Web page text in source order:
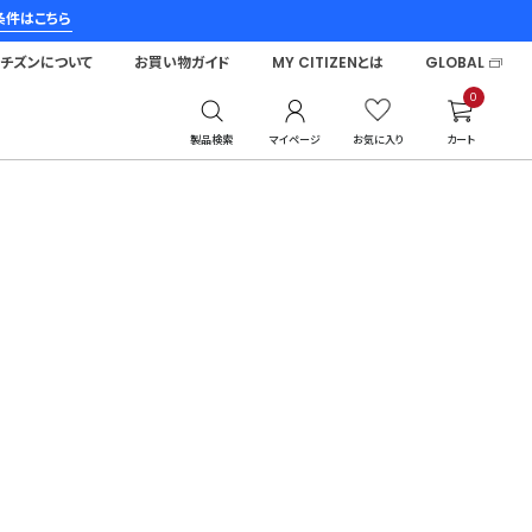
はこちら
製品検索 マイページ お気に入り
0
カート
ズンについて お買い物ガイド MY CITIZENとは GLOBAL